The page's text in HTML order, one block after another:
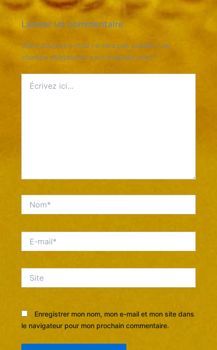
Laisser un commentaire
Votre adresse e-mail ne sera pas publiée. Les
champs obligatoires sont indiqués avec *
ici…
mail*
Enregistrer mon nom, mon e-mail et mon site dans
le navigateur pour mon prochain commentaire.